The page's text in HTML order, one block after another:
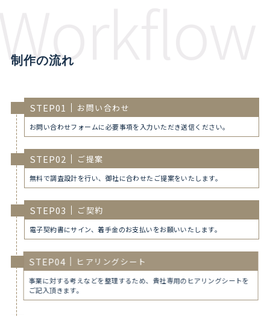
制作の流れ
STEP01 お問い合わせ
お問い合わせフォームに必要事項を入力いただき送信ください。
STEP02 ご提案
無料で調査設計を行い、御社に合わせたご提案をいたします。
STEP03 ご契約
電子契約書にサイン、着手金のお支払いをお願いいたします。
STEP04 ヒアリングシート
事業に対する考えなどを整理するため、貴社専用のヒアリングシートを
ご記入頂きます。